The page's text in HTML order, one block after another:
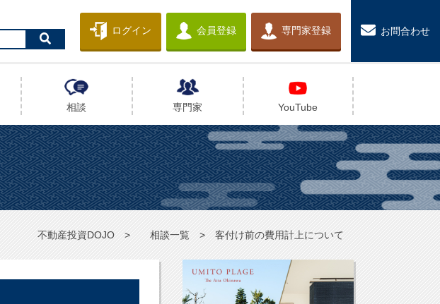
ログイン 会員登録 専門家登録 お問合わせ
相談 専門家 YouTube
不動産投資DOJO 相談一覧 客付け前の費用計上について